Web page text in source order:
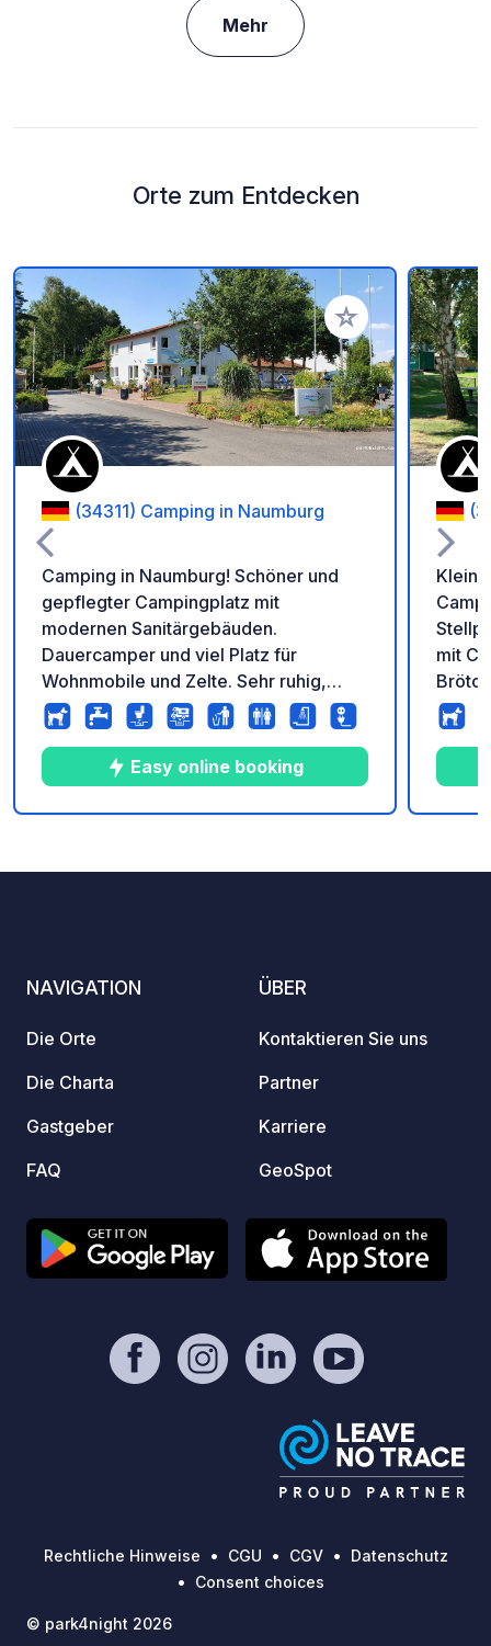
Mehr
Orte zum Entdecken
Zu Ihren Favoriten
(34311) Camping in Naumburg
Camping in Naumburg! Schöner und
gepflegter Campingplatz mit
modernen Sanitärgebäuden.
Dauercamper und viel Platz für
Wohnmobile und Zelte. Sehr ruhig,
großer Kinderspielplatz. Kleine
Campingklause, Öffentliches
Schwimmbad direkt neben an,
Brötchenservice, Duschen inkl., Strom,
kein gutes WLAN / Internet
Easy online booking
mit
NAVIGATION
Die Orte
Die Charta
Gastgeber
FAQ
ÜBER
Kontaktieren Sie uns
Partner
Karriere
GeoSpot
Rechtliche Hinweise CGU CGV
Datenschutz
Consent choices
© park4night 2026